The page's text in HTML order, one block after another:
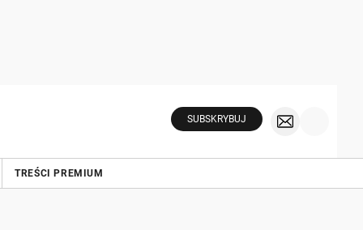
SUBSKRYBUJ
TREŚCI PREMIUM